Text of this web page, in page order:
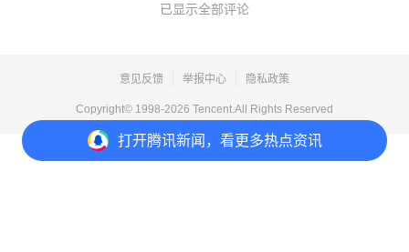
打开腾讯新闻，看更多热点资讯
已显示全部评论
意见反馈 举报中心 隐私政策
Copyright© 1998-2026 Tencent.All Rights Reserved